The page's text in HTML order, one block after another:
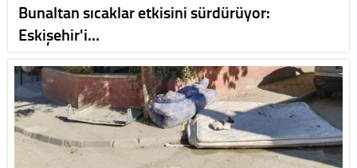
Bunaltan sıcaklar etkisini sürdürüyor:
Eskişehir'i…